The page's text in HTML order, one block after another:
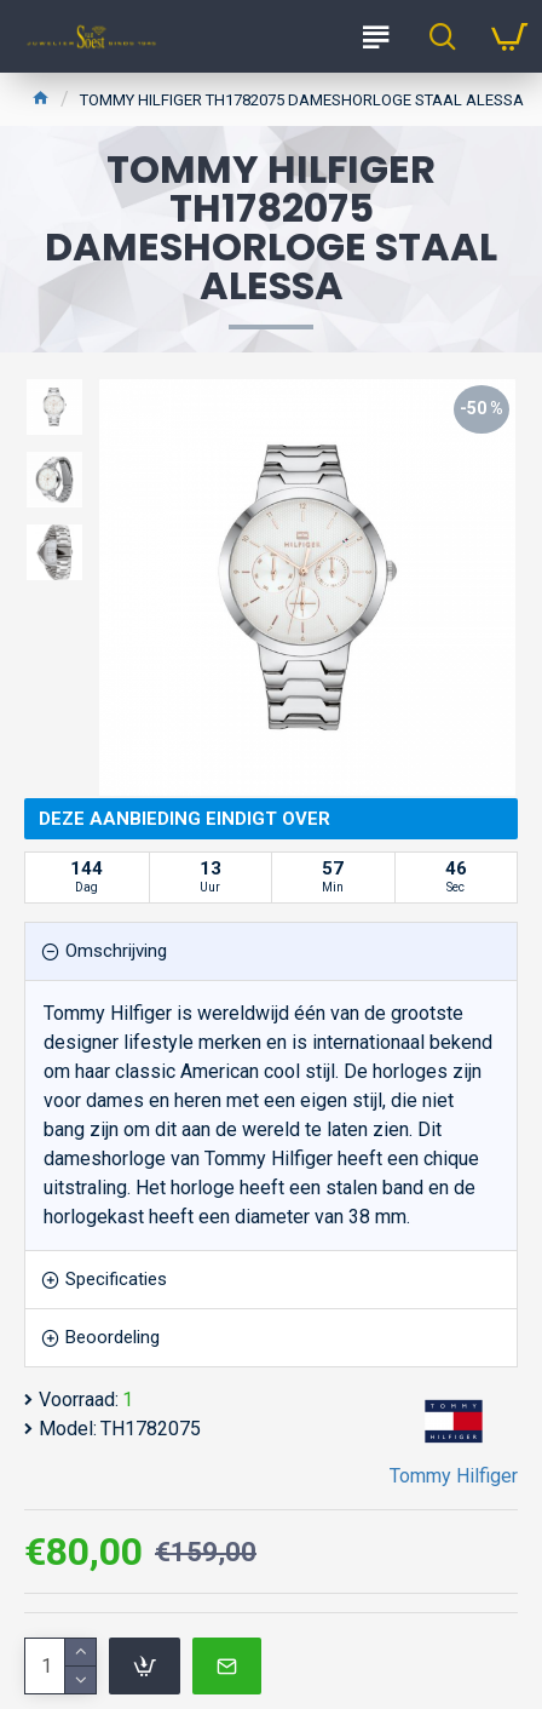
TOMMY HILFIGER TH1782075 DAMESHORLOGE STAAL ALESSA
TOMMY HILFIGER
TH1782075
DAMESHORLOGE STAAL
ALESSA
-50 %
Omschrijving
Tommy Hilfiger is wereldwijd één van de grootste
designer lifestyle merken en is internationaal bekend
om haar classic American cool stijl. De horloges zijn
voor dames en heren met een eigen stijl, die niet
bang zijn om dit aan de wereld te laten zien. Dit
dameshorloge van Tommy Hilfiger heeft een chique
uitstraling. Het horloge heeft een stalen band en de
horlogekast heeft een diameter van 38 mm.
Specificaties
Beoordeling
Voorraad: 1
Model: TH1782075
Tommy Hilfiger
DEZE AANBIEDING EINDIGT OVER
144
Dag
13
Uur
57
Min
46
Sec
€80,00 €159,00